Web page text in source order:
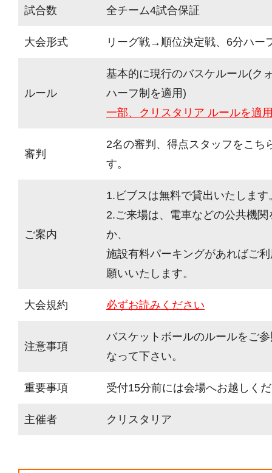
試合数 全チーム4試合保証
大会形式 リーグ戦→順位決定戦、6分ハー
ルール
基本的に現行のバスケルール(ク
ハーフ制を適用)
一部、クリスタリア ルールを適
審判
2名の審判、得点スタッフをこち
す。
ご案内
1.ビブスは無料で貸出いたします
2.ご来場は、電車などの公共機
か、
施設有料パーキングがあればご
願いいたします。
大会規約 必ずお読みください
注意事項
バスケットボールのルールをご
なって下さい。
重要事項 受付15分前には会場へお越しく
主催者 クリスタリア